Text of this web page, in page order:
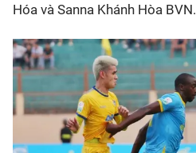
Hóa và Sanna Khánh Hòa BVN.